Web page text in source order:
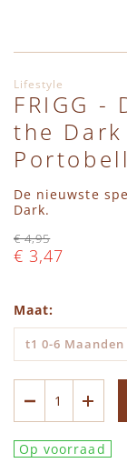
Ga naar het
Lifestyle
FRIGG -
the
De nieuwste
Dark.
€ 3,47
€ 4,95
Maat
t1 0-6 Maanden
Op voorraad